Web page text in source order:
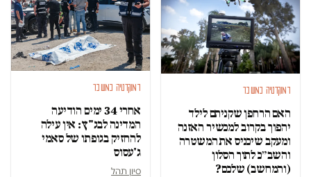
דמוקרטיה במשבר
האם הרחפן שקניתם לילד
יהפוך בקרוב למכשיר האזנה
ומעקב שיכניס את המשטרה
והשב״כ לתוך הסלון
(והמחשב) שלכם?
דמוקרטיה במשבר
אחרי 34 ימים הודיעה
המדינה לבג"ץ: אין עילה
להחזיק בגופתו של סאמי
ג'עסוס
סיון תהל